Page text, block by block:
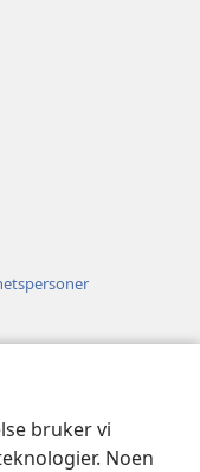
bruker vi
Noen